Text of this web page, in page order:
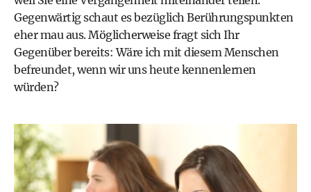
Gegenwärtig schaut es bezüglich Berührungspunkten
eher mau aus. Möglicherweise fragt sich Ihr
Gegenüber bereits: Wäre ich mit diesem Menschen
befreundet, wenn wir uns heute kennenlernen
würden?